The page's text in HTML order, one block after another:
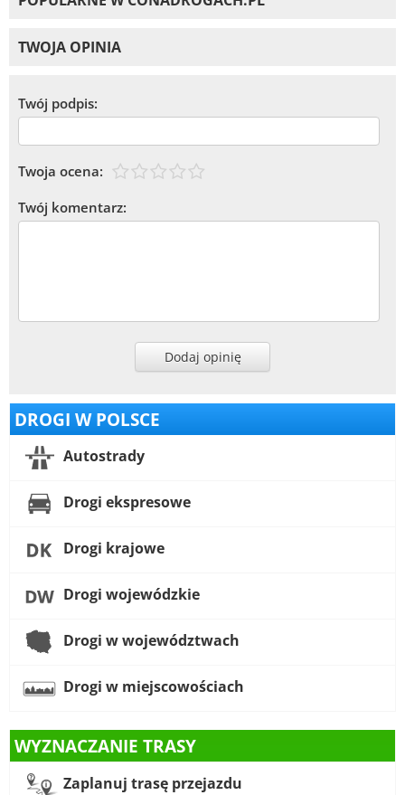
TWOJA OPINIA
Twój podpis:
Twoja ocena:
Twój komentarz:
Dodaj opinię
DROGI W POLSCE
Autostrady
Drogi ekspresowe
Drogi krajowe
Drogi wojewódzkie
Drogi w województwach
Drogi w miejscowościach
WYZNACZANIE TRASY
Zaplanuj trasę przejazdu